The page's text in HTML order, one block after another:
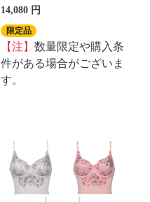
14,080 円
限定品
【注】数量限定や購入条
件がある場合がございま
す。